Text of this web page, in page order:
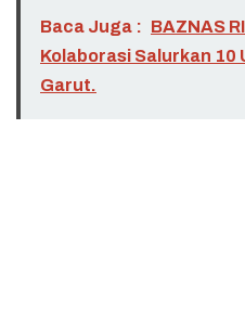
Baca Juga : BAZNAS
Kolaborasi Salurkan 10
Garut.